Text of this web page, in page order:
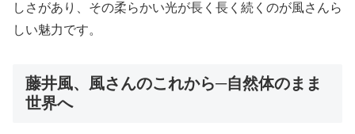
しさがあり、その柔らかい光が長く長く続くのが風さんら
しい魅力です。
藤井風、風さんのこれから─自然体のまま
世界へ